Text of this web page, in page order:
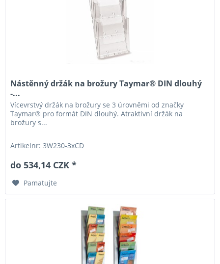
Nástěnný držák na brožury Taymar® DIN dlouhý
-...
Vícevrstvý držák na brožury se 3 úrovněmi od značky
Taymar® pro formát DIN dlouhý. Atraktivní držák na
brožury s...
Artikelnr: 3W230-3xCD
do 534,14 CZK *
Pamatujte